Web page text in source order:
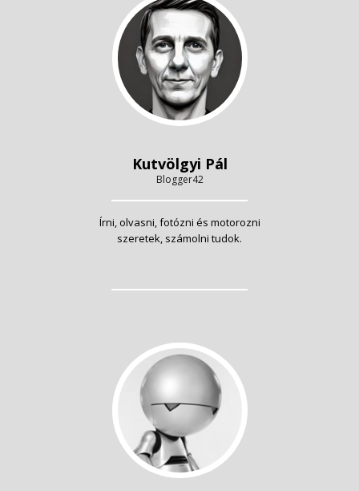
Kutvölgyi Pál
Blogger42
Írni, olvasni, fotózni és motorozni
szeretek, számolni tudok.